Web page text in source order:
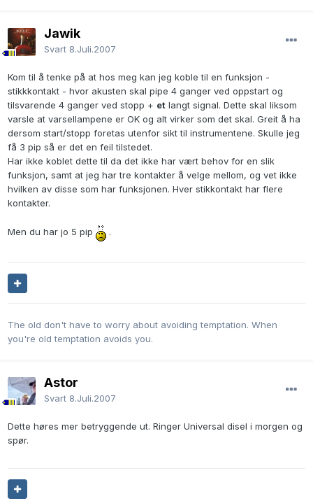
Jawik
Svart 8.Juli.2007
Kom til å tenke på at hos meg kan jeg koble til en funksjon -
stikkkontakt - hvor akusten skal pipe 4 ganger ved oppstart og
tilsvarende 4 ganger ved stopp + et langt signal. Dette skal liksom
varsle at varsellampene er OK og alt virker som det skal. Greit å ha
dersom start/stopp foretas utenfor sikt til instrumentene. Skulle jeg
få 3 pip så er det en feil tilstedet.
Har ikke koblet dette til da det ikke har vært behov for en slik
funksjon, samt at jeg har tre kontakter å velge mellom, og vet ikke
hvilken av disse som har funksjonen. Hver stikkontakt har flere
kontakter.
Men du har jo 5 pip .
The old don't have to worry about avoiding temptation. When
you're old temptation avoids you.
Astor
Svart 8.Juli.2007
Dette høres mer betryggende ut. Ringer Universal disel i morgen og
spør.